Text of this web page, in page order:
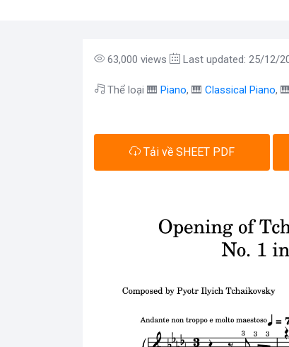
63,000 views Last updated: 25/12/
Thể loại 🎹 Piano, 🎹 Classical Piano,
Tải về SHEET PDF